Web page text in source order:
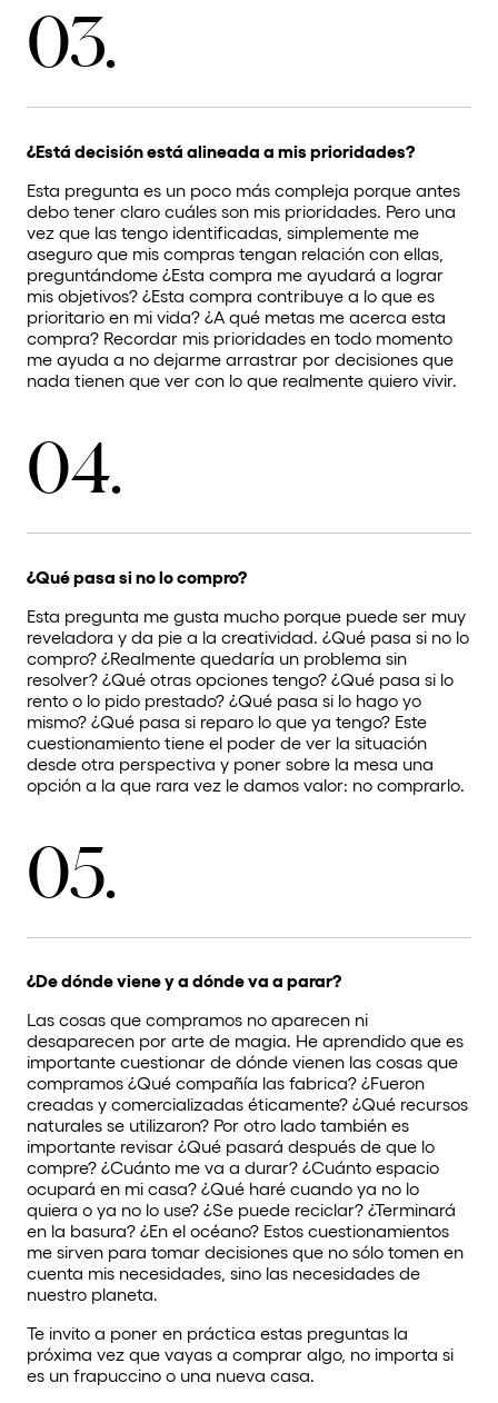
03.
¿Está decisión está alineada a mis prioridades?
Esta pregunta es un poco más compleja porque antes
debo tener claro cuáles son mis prioridades. Pero una
vez que las tengo identificadas, simplemente me
aseguro que mis compras tengan relación con ellas,
preguntándome ¿Esta compra me ayudará a lograr
mis objetivos? ¿Esta compra contribuye a lo que es
prioritario en mi vida? ¿A qué metas me acerca esta
compra? Recordar mis prioridades en todo momento
me ayuda a no dejarme arrastrar por decisiones que
nada tienen que ver con lo que realmente quiero vivir.
04.
¿Qué pasa si no lo compro?
Esta pregunta me gusta mucho porque puede ser muy
reveladora y da pie a la creatividad. ¿Qué pasa si no lo
compro? ¿Realmente quedaría un problema sin
resolver? ¿Qué otras opciones tengo? ¿Qué pasa si lo
rento o lo pido prestado? ¿Qué pasa si lo hago yo
mismo? ¿Qué pasa si reparo lo que ya tengo? Este
cuestionamiento tiene el poder de ver la situación
desde otra perspectiva y poner sobre la mesa una
opción a la que rara vez le damos valor: no comprarlo.
05.
¿De dónde viene y a dónde va a parar?
Las cosas que compramos no aparecen ni
desaparecen por arte de magia. He aprendido que es
importante cuestionar de dónde vienen las cosas que
compramos ¿Qué compañía las fabrica? ¿Fueron
creadas y comercializadas éticamente? ¿Qué recursos
naturales se utilizaron? Por otro lado también es
importante revisar ¿Qué pasará después de que lo
compre? ¿Cuánto me va a durar? ¿Cuánto espacio
ocupará en mi casa? ¿Qué haré cuando ya no lo
quiera o ya no lo use? ¿Se puede reciclar? ¿Terminará
en la basura? ¿En el océano? Estos cuestionamientos
me sirven para tomar decisiones que no sólo tomen en
cuenta mis necesidades, sino las necesidades de
nuestro planeta.
Te invito a poner en práctica estas preguntas la
próxima vez que vayas a comprar algo, no importa si
es un frapuccino o una nueva casa.